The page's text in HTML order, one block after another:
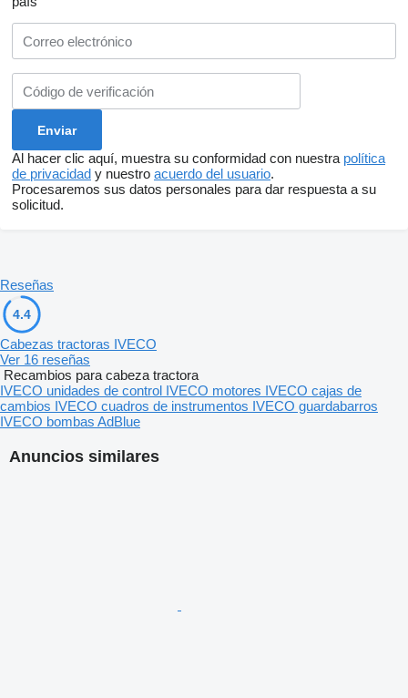
Al hacer clic aquí, muestra su conformidad con nuestra política
de privacidad y nuestro acuerdo del usuario.
Procesaremos sus datos personales para dar respuesta a su
solicitud.
Anuncios similares
Reseñas
4.4
Cabezas tractoras IVECO
Ver 16 reseñas
Recambios para cabeza tractora
IVECO unidades de control IVECO motores IVECO cajas de
cambios IVECO cuadros de instrumentos IVECO guardabarros
IVECO bombas AdBlue